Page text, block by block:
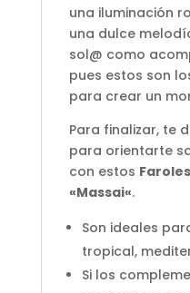
una iluminación
una dulce
sol@ como
pues estos son
para crear un
Para finalizar, te
para orientarte
con estos
«Massai«.
Son ideales
tropical,
Si los